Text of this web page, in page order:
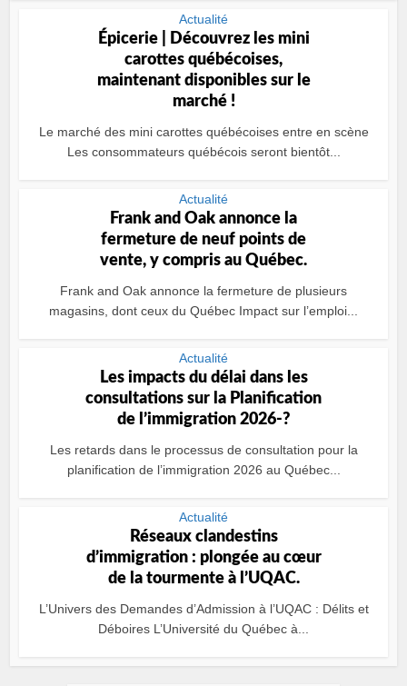
Actualité
Épicerie | Découvrez les mini
carottes québécoises,
maintenant disponibles sur le
marché !
Le marché des mini carottes québécoises entre en scène
Les consommateurs québécois seront bientôt...
Actualité
Frank and Oak annonce la
fermeture de neuf points de
vente, y compris au Québec.
Frank and Oak annonce la fermeture de plusieurs
magasins, dont ceux du Québec Impact sur l’emploi...
Actualité
Les impacts du délai dans les
consultations sur la Planification
de l’immigration 2026-?
Les retards dans le processus de consultation pour la
planification de l’immigration 2026 au Québec...
Actualité
Réseaux clandestins
d’immigration : plongée au cœur
de la tourmente à l’UQAC.
L’Univers des Demandes d’Admission à l’UQAC : Délits et
Déboires L’Université du Québec à...